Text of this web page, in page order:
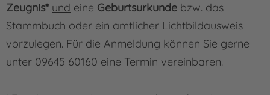
Zeugnis* und eine Ge­burts­­urkunde bzw. das
Stammbuch oder ein amtlicher Lichtbildausweis
vorzulegen. Für die Anmeldung können Sie gerne
unter 09645 60160 eine Termin vereinbaren.